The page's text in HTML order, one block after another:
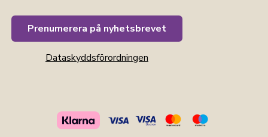
Prenumerera på nyhetsbrevet
Dataskyddsförordningen